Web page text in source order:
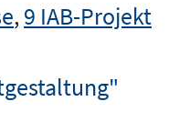
,9 IAB-Projekt